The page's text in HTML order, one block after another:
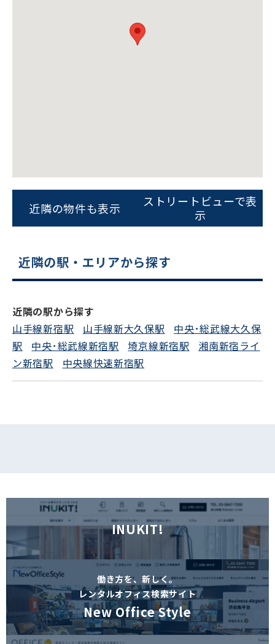
をお伝えいただくと
スムーズにご案内できます
平日 9:00〜18:00
フォームでお問い合わせ
近隣の物件も表示
ストリートビューで表
示
近隣の駅・エリアから探す
近隣の駅から探す
山手線新宿駅
山手線新大久保駅
中央･総武線大久保
駅
中央･総武線新宿駅 埼京線新宿駅
湘南新宿ライ
ン新宿駅
中央線快速新宿駅
INUKIT!
働き方を、新しく。
レンタルオフィス検索サイト
New Office Style